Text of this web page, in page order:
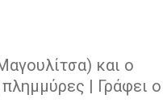
και ο
| Γράφει ο